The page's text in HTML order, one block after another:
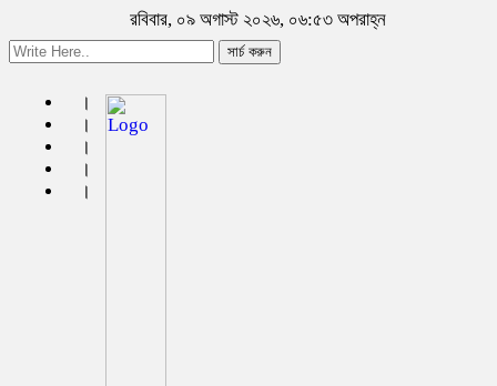
রবিবার, ০৯ অগাস্ট ২০২৬, ০৬:৫৩ অপরাহ্ন
সার্চ করুন